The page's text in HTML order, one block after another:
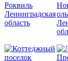
Роквиль
Ленинградская
область